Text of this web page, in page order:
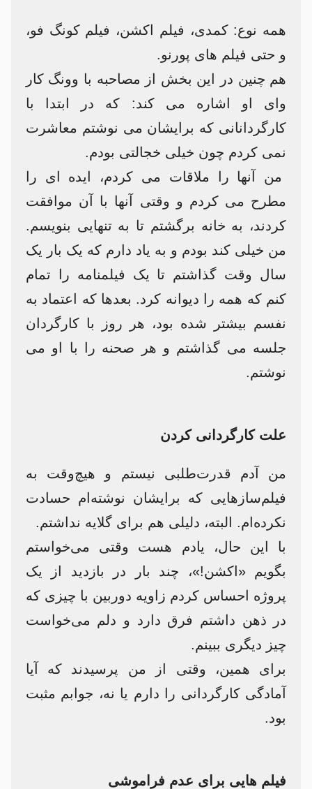
همه نوع: کمدی، فیلم اکشن، فیلم کونگ فو،
و حتی فیلم های پورنو.
هم چنین در این بخش از مصاحبه با وونگ کار
وای او اشاره می کند: که در ابتدا با
کارگردانانی که برایشان می نوشتم معاشرت
نمی کردم چون خیلی خجالتی بودم.
من آنها را ملاقات می کردم، ایده ای را
مطرح می کردم و وقتی آنها با آن موافقت
کردند، به خانه برگشتم تا به تنهایی بنویسم.
من خیلی کند بودم و به یاد دارم که یک بار یک
سال وقت گذاشتم تا یک فیلمنامه را تمام
کنم که همه را دیوانه کرد. بعدها که اعتماد به
نفسم بیشتر شده بود، هر روز با کارگردان
جلسه می گذاشتم و هر صحنه را با او می
نوشتم.
علت کارگردانی کردن
من آدم قدرت‌طلبی نیستم و هیچ‌وقت به
فیلم‌سازهایی که برایشان نوشته‌ام حسادت
نکرده‌ام. البته، دلیلی هم برای گلایه نداشتم.
با این حال، یادم هست وقتی می‌خواستم
بگویم «اکشن!»، چند بار در بازدید از یک
پروژه احساس کردم زاویه دوربین با چیزی که
در ذهن داشتم فرق دارد و دلم می‌خواست
چیز دیگری ببینم.
برای همین، وقتی از من پرسیدند که آیا
آمادگی کارگردانی را دارم یا نه، جوابم مثبت
بود.
فیلم هایی برای عدم فراموشی